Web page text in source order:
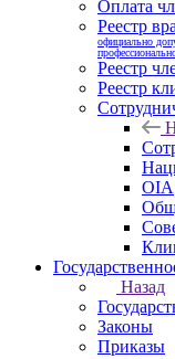
Оплата
Реестр
официально
Реестр
Реестр
OIA
Назад
Законы
Приказы